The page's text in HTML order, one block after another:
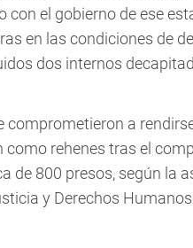
con el gobierno de ese
en las condiciones de
dos internos
comprometieron a
como rehenes tras el
de 800 presos, según la
y Derechos